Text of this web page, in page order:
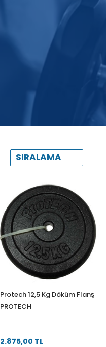
SIRALAMA
Protech 12,5 Kg Döküm Flanş
PROTECH
2.875,00 TL